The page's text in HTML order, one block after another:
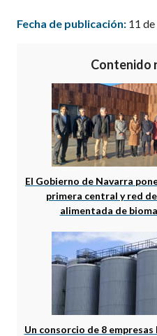
Fecha de publicación: 11
Contenido
El Gobierno de Navarra
primera central y red
alimentada de
Un consorcio de 8